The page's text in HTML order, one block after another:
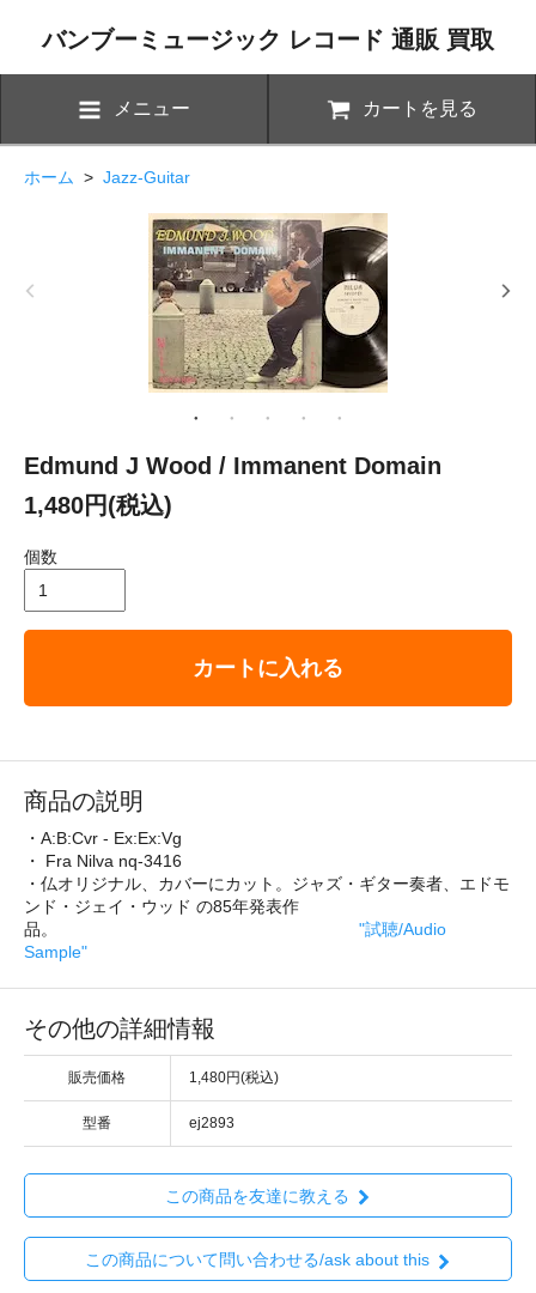
バンブーミュージック レコード 通販 買取
メニュー カートを見る
ホーム > Jazz-Guitar
Edmund J Wood / Immanent Domain
1,480円(税込)
個数
カートに入れる
商品の説明
・A:B:Cvr - Ex:Ex:Vg
・ Fra Nilva nq-3416
・仏オリジナル、カバーにカット。ジャズ・ギター奏者、エドモ
ンド・ジェイ・ウッド の85年発表作
品。 "試聴/Audio
Sample"
その他の詳細情報
販売価格 1,480円(税込)
型番 ej2893
この商品を友達に教える
この商品について問い合わせる/ask about this